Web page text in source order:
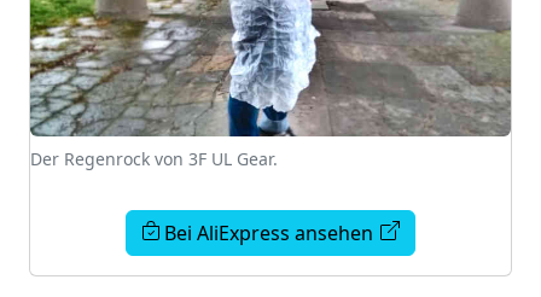
Der Regenrock von 3F UL Gear.
Bei AliExpress ansehen